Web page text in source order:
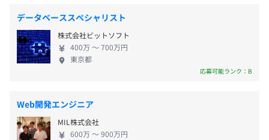
【開発環境】
■OS：Linux、Windows
■プロジェクト管理：Redmine
社会保険完備（健康保険・厚生年金加入・雇用保険・労災
保険）
独自開発・製造 ■耐久性・信頼性・安定性・利便性
を実現します ■自社スタッフがおこなう24時間、
365日体制のサポートセンター完備 ■当社は皆様の
店舗サービスの品質向上と業務運営の効率化をお約
束します。 ■人手不足、人件費・材料費の高騰、不
システム化を実現
データベーススペシャリスト
株式会社ビットソフト
400万 〜 700万円
東京都
応募可能ランク：B
Web開発エンジニア
MIL株式会社
600万 〜 900万円